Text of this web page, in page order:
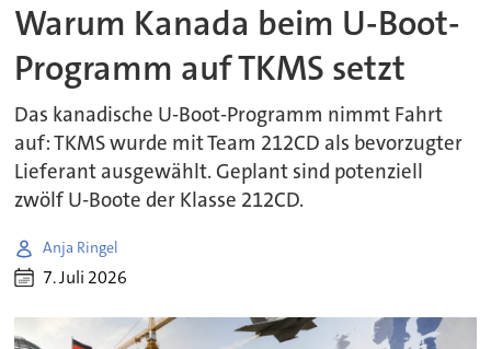
Warum Kanada beim U-Boot-
Programm auf TKMS setzt
Das kanadische U-Boot-Programm nimmt Fahrt
auf: TKMS wurde mit Team 212CD als bevorzugter
Lieferant ausgewählt. Geplant sind potenziell
zwölf U-Boote der Klasse 212CD.
Anja Ringel
7. Juli 2026